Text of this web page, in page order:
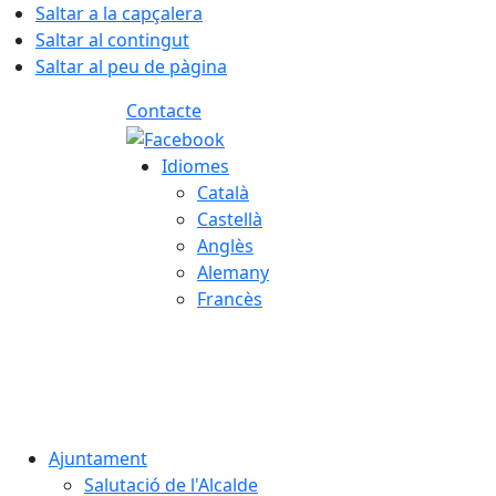
Saltar a la capçalera
Saltar al contingut
Saltar al peu de pàgina
Contacte
Idiomes
Català
Castellà
Anglès
Alemany
Francès
Ajuntament
Salutació de l'Alcalde